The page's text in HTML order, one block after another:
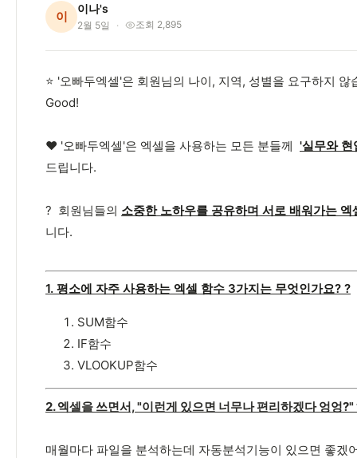
이
이나's
2월 5일 조회 2,895
⭐️ '오빠두엑셀'은 회원님의 나이, 지역, 성별을 요구하지
Good!
❤️ '오빠두엑셀'은 엑셀을 사용하는 모든 분들께 '실무와 현
드립니다.
? 회원님들의 소중한 노하우를 공유하며 서로 배워가는 엑
니다.
1. 평소에 자주 사용하는 엑셀 함수 3가지는 무엇인가요? ?
SUM함수
IF함수
VLOOKUP함수
2. 엑셀을 쓰면서, "이런게 있으면 너무나 편리하겠다 엉엉
매월마다 파일을 분석하는데 자동분석기능이 있으면 좋겠